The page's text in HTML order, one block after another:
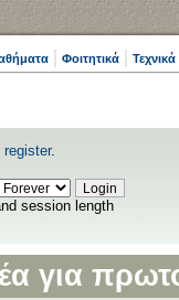
Φοιτητικά
register.
session length
για